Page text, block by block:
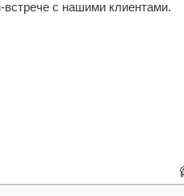
с нашими клиентами.